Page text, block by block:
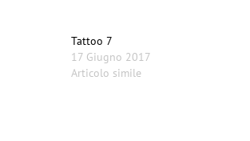
Tattoo 7
17 Giugno 2017
Articolo simile